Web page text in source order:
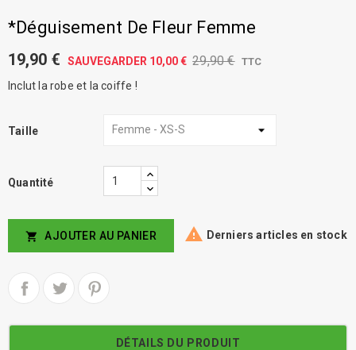
*Déguisement De Fleur Femme
19,90 € SAUVEGARDER 10,00 € 29,90 € TTC
Inclut la robe et la coiffe !
Taille
Quantité
 AJOUTER AU PANIER  Derniers articles en stock
DÉTAILS DU PRODUIT